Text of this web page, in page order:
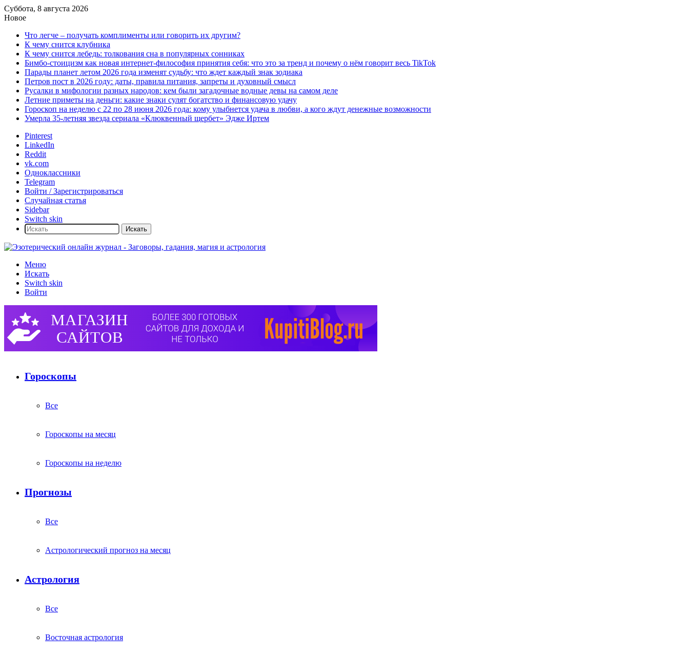
Суббота, 8 августа 2026
Новое
Что легче – получать комплименты или говорить их другим?
К чему снится клубника
К чему снится лебедь: толкования сна в популярных сонниках
Бимбо-стоицизм как новая интернет-философия принятия себя: что это за тренд и почему о нём говорит весь TikTok
Парады планет летом 2026 года изменят судьбу: что ждет каждый знак зодиака
Петров пост в 2026 году: даты, правила питания, запреты и духовный смысл
Русалки в мифологии разных народов: кем были загадочные водные девы на самом деле
Летние приметы на деньги: какие знаки сулят богатство и финансовую удачу
Гороскоп на неделю с 22 по 28 июня 2026 года: кому улыбнется удача в любви, а кого ждут денежные возможности
Умерла 35-летняя звезда сериала «Клюквенный щербет» Эдже Иртем
Pinterest
LinkedIn
Reddit
vk.com
Одноклассники
Telegram
Войти / Зарегистрироваться
Случайная статья
Sidebar
Switch skin
Искать
Меню
Искать
Switch skin
Войти
Гороскопы
Все
Гороскопы на месяц
Гороскопы на неделю
Прогнозы
Все
Астрологический прогноз на месяц
Астрология
Все
Восточная астрология